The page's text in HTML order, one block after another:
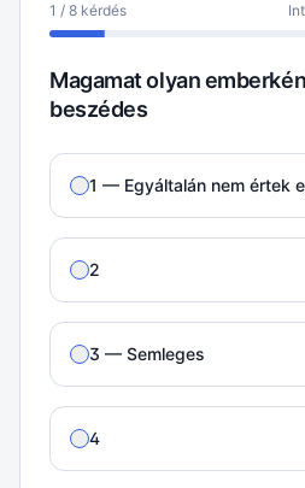
1 / 8 kérdés
Magamat olyan
beszédes
1 — Egyáltalán nem értek
2
3 — Semleges
4